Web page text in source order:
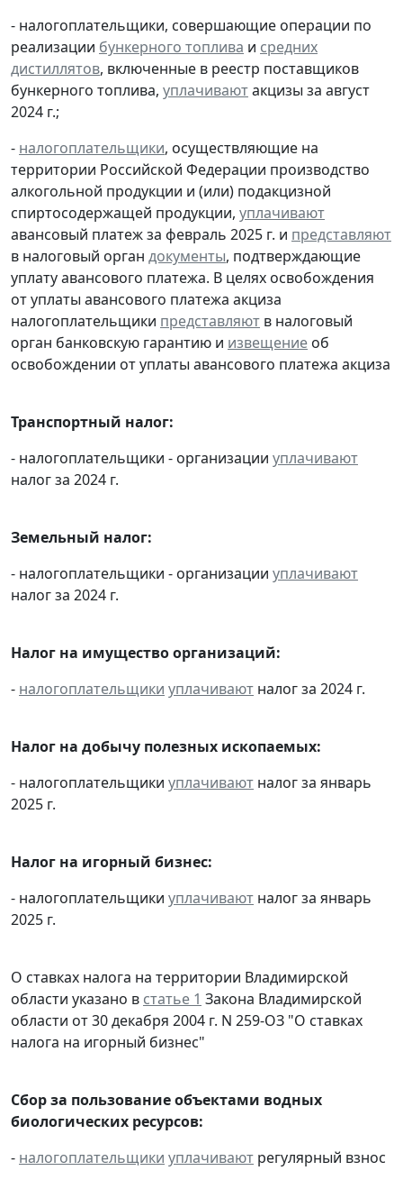
- налогоплательщики, совершающие операции по
реализации бункерного топлива и средних
дистиллятов, включенные в реестр поставщиков
бункерного топлива, уплачиваютакцизы за август
2024 г.;
- налогоплательщики, осуществляющие на
территории Российской Федерации производство
алкогольной продукции и (или) подакцизной
спиртосодержащей продукции, уплачивают
авансовый платеж за февраль 2025 г. и представляют
в налоговый орган документы, подтверждающие
уплату авансового платежа. В целях освобождения
от уплаты авансового платежа акциза
налогоплательщики представляют в налоговый
орган банковскую гарантию и извещение об
освобождении от уплаты авансового платежа акциза
Транспортный налог:
- налогоплательщики - организации уплачивают
налог за 2024 г.
Земельный налог:
- налогоплательщики - организации уплачивают
налог за 2024 г.
Налог на имущество организаций:
- налогоплательщики уплачивают налог за 2024 г.
Налог на добычу полезных ископаемых:
- налогоплательщики уплачивают налог за январь
2025 г.
Налог на игорный бизнес:
- налогоплательщики уплачивают налог за январь
2025 г.
О ставках налога на территории Владимирской
области указано в статье 1 Закона Владимирской
области от 30 декабря 2004 г. N 259-ОЗ "О ставках
налога на игорный бизнес"
Сбор за пользование объектами водных
биологических ресурсов:
- налогоплательщики уплачивают регулярный взнос